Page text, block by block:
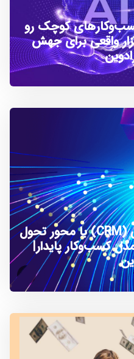
کوچک رو
می‌کنه؟ | ۵ ابزار واقعی برای جهش
مدیریت ارتباط با مشتری (CRM) با محور تحول
کسب‌وکار پایدار|